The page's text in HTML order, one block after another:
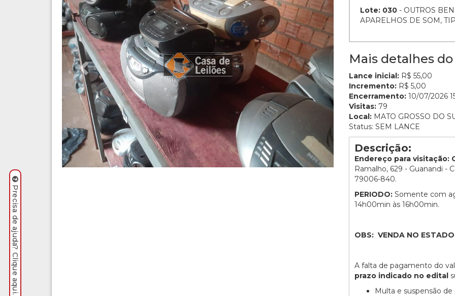
Lote: 030 - OUTROS
APARELHOS DE SOM,
Mais detalhes
Lance inicial: R$ 55,00
Incremento: R$ 5,00
Encerramento: 10/07/2026
Visitas: 79
Local: MATO GROSSO DO
Status: SEM LANCE
Descrição:
Endereço para visitação:
Ramalho, 629 - Guanandi -
79006-840.
PERIODO: Somente com
14h00min às 16h00min.
OBS: VENDA NO
A falta de pagamento do
prazo indicado no edital
Multa e suspensão
Precisa de ajuda? Clique aqui.